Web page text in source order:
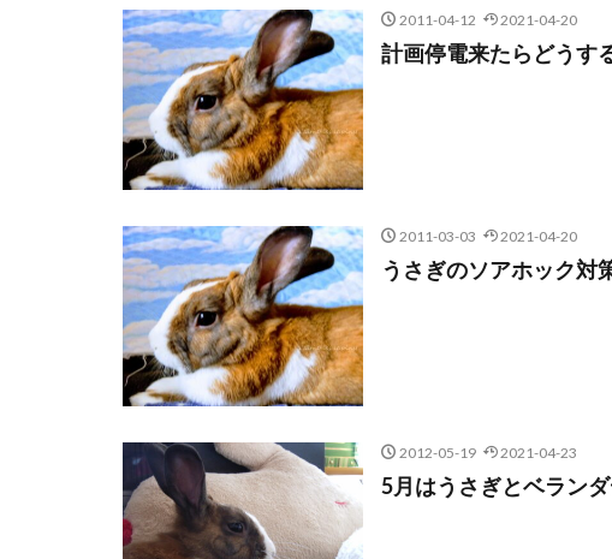
2011-04-12 2021-04-20
計画停電来たらどうす
2011-03-03 2021-04-20
うさぎのソアホック対
2012-05-19 2021-04-23
5月はうさぎとベラン